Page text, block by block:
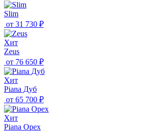
Slim
от 31 730 ₽
Хит
Zeus
от 76 650 ₽
Хит
Piana Дуб
от 65 700 ₽
Хит
Piana Орех